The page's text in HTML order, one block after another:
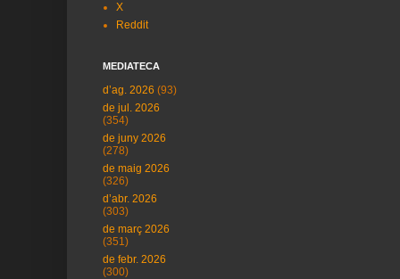
X
Reddit
MEDIATECA
d’ag. 2026 (93)
de jul. 2026
(354)
de juny 2026
(278)
de maig 2026
(326)
d’abr. 2026
(303)
de març 2026
(351)
de febr. 2026
(300)